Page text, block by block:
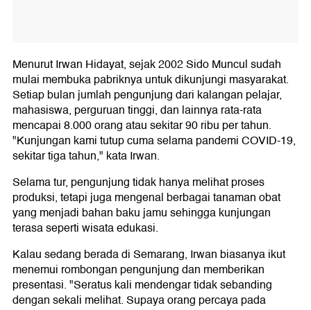
Menurut Irwan Hidayat, sejak 2002 Sido Muncul sudah
mulai membuka pabriknya untuk dikunjungi masyarakat.
Setiap bulan jumlah pengunjung dari kalangan pelajar,
mahasiswa, perguruan tinggi, dan lainnya rata-rata
mencapai 8.000 orang atau sekitar 90 ribu per tahun.
"Kunjungan kami tutup cuma selama pandemi COVID-19,
sekitar tiga tahun," kata Irwan.
Selama tur, pengunjung tidak hanya melihat proses
produksi, tetapi juga mengenal berbagai tanaman obat
yang menjadi bahan baku jamu sehingga kunjungan
terasa seperti wisata edukasi.
Kalau sedang berada di Semarang, Irwan biasanya ikut
menemui rombongan pengunjung dan memberikan
presentasi. "Seratus kali mendengar tidak sebanding
dengan sekali melihat. Supaya orang percaya pada